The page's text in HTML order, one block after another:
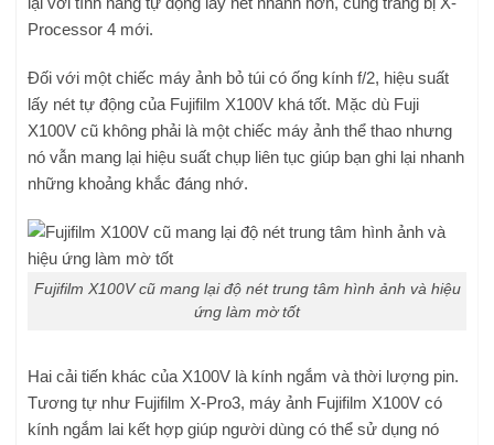
Processor 4 mới.
Đối với một chiếc máy ảnh bỏ túi có ống kính f/2, hiệu suất
lấy nét tự động của Fujifilm X100V khá tốt. Mặc dù Fuji
X100V cũ không phải là một chiếc máy ảnh thể thao nhưng
nó vẫn mang lại hiệu suất chụp liên tục giúp bạn ghi lại nhanh
những khoảng khắc đáng nhớ.
Fujifilm X100V cũ mang lại độ nét trung tâm hình ảnh và hiệu
ứng làm mờ tốt
Hai cải tiến khác của X100V là kính ngắm và thời lượng pin.
Tương tự như Fujifilm X-Pro3, máy ảnh Fujifilm X100V có
kính ngắm lai kết hợp giúp người dùng có thể sử dụng nó